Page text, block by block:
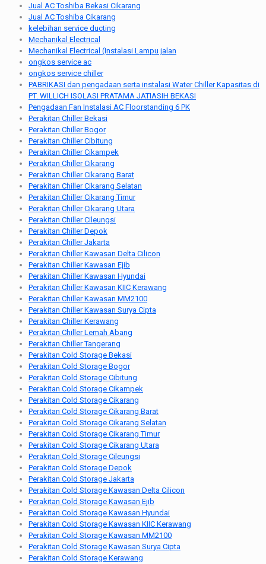
Jual AC Toshiba Bekasi Cikarang
Jual AC Toshiba Cikarang
kelebihan service ducting
Mechanikal Electrical
Mechanikal Electrical (Instalasi Lampu jalan
ongkos service ac
ongkos service chiller
PABRIKASI dan pengadaan serta instalasi Water Chiller Kapasitas di
PT. WILLICH ISOLASI PRATAMA JATIASIH BEKASI
Pengadaan Fan Instalasi AC Floorstanding 6 PK
Perakitan Chiller Bekasi
Perakitan Chiller Bogor
Perakitan Chiller Cibitung
Perakitan Chiller Cikampek
Perakitan Chiller Cikarang
Perakitan Chiller Cikarang Barat
Perakitan Chiller Cikarang Selatan
Perakitan Chiller Cikarang Timur
Perakitan Chiller Cikarang Utara
Perakitan Chiller Cileungsi
Perakitan Chiller Depok
Perakitan Chiller Jakarta
Perakitan Chiller Kawasan Delta Cilicon
Perakitan Chiller Kawasan Ejib
Perakitan Chiller Kawasan Hyundai
Perakitan Chiller Kawasan KIIC Kerawang
Perakitan Chiller Kawasan MM2100
Perakitan Chiller Kawasan Surya Cipta
Perakitan Chiller Kerawang
Perakitan Chiller Lemah Abang
Perakitan Chiller Tangerang
Perakitan Cold Storage Bekasi
Perakitan Cold Storage Bogor
Perakitan Cold Storage Cibitung
Perakitan Cold Storage Cikampek
Perakitan Cold Storage Cikarang
Perakitan Cold Storage Cikarang Barat
Perakitan Cold Storage Cikarang Selatan
Perakitan Cold Storage Cikarang Timur
Perakitan Cold Storage Cikarang Utara
Perakitan Cold Storage Cileungsi
Perakitan Cold Storage Depok
Perakitan Cold Storage Jakarta
Perakitan Cold Storage Kawasan Delta Cilicon
Perakitan Cold Storage Kawasan Ejib
Perakitan Cold Storage Kawasan Hyundai
Perakitan Cold Storage Kawasan KIIC Kerawang
Perakitan Cold Storage Kawasan MM2100
Perakitan Cold Storage Kawasan Surya Cipta
Perakitan Cold Storage Kerawang